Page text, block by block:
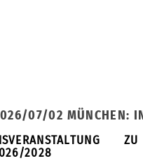
07/02 MÜNCHEN:
2028